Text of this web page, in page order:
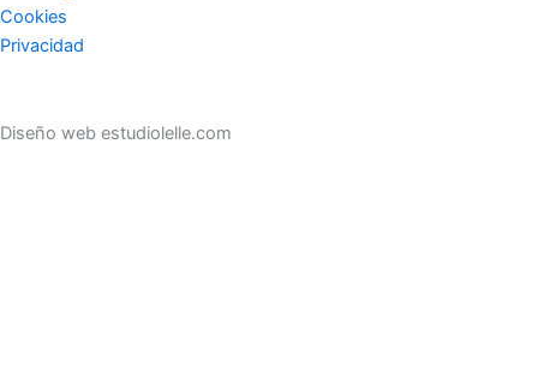
Cookies
Privacidad
Diseño web estudiolelle.com